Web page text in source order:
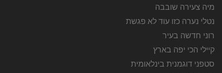
מיה צעירה שובבה
נטלי נערה כזו עוד לא פגשת
רוני חדשה בעיר
קיילי הכי יפה בארץ
סטפני דוגמנית בינלאומית